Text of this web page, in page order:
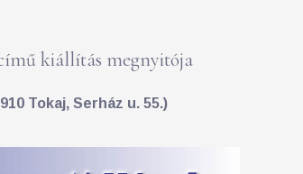
kiállítás megnyitója
Tokaj, Serház u. 55.)